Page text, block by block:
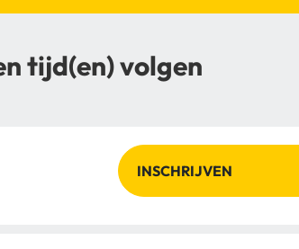
tijd(en) volgen
INSCHRIJVEN